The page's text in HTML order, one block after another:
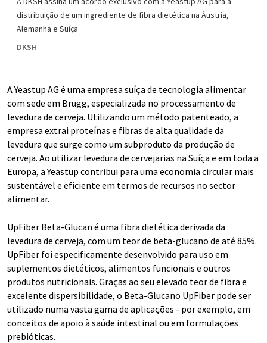
distribuição de um ingrediente de fibra dietética na Áustria,
Alemanha e Suíça
DKSH
A Yeastup AG é uma empresa suíça de tecnologia alimentar
com sede em Brugg, especializada no processamento de
levedura de cerveja. Utilizando um método patenteado, a
empresa extrai proteínas e fibras de alta qualidade da
levedura que surge como um subproduto da produção de
cerveja. Ao utilizar levedura de cervejarias na Suíça e em toda a
Europa, a Yeastup contribui para uma economia circular mais
sustentável e eficiente em termos de recursos no sector
alimentar.
UpFiber Beta-Glucan é uma fibra dietética derivada da
levedura de cerveja, com um teor de beta-glucano de até 85%.
UpFiber foi especificamente desenvolvido para uso em
suplementos dietéticos, alimentos funcionais e outros
produtos nutricionais. Graças ao seu elevado teor de fibra e
excelente dispersibilidade, o Beta-Glucano UpFiber pode ser
utilizado numa vasta gama de aplicações - por exemplo, em
conceitos de apoio à saúde intestinal ou em formulações
prebióticas.